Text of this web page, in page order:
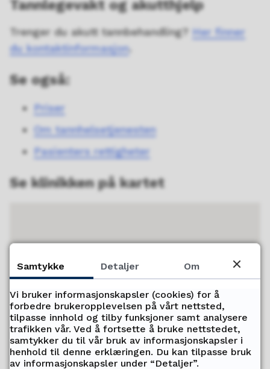
Tannlegevakt og akutthjelp
Trenger du akutt tannbehandling? Her finner
du kontaktinformasjon.
Se også:
Priser
Om tannhelsetjenesten
Pasienters rettigheter
Se klinikken på kartet
Samtykke Detaljer Om
Vi bruker informasjonskapsler (cookies) for å
forbedre brukeropplevelsen på vårt nettsted,
tilpasse innhold og tilby funksjoner samt analysere
trafikken vår. Ved å fortsette å bruke nettstedet,
samtykker du til vår bruk av informasjonskapsler i
henhold til denne erklæringen. Du kan tilpasse bruk
av informasjonskapsler under “Detaljer”.